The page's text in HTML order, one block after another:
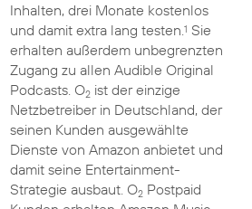
Inhalten, drei Monate kostenlos
und damit extra lang testen.1 Sie
erhalten außerdem unbegrenzten
Zugang zu allen Audible Original
Podcasts. O2ist der einzige
Netzbetreiber in Deutschland, der
seinen Kunden ausgewählte
Dienste von Amazon anbietet und
damit seine Entertainment-
Strategie ausbaut. O2Postpaid